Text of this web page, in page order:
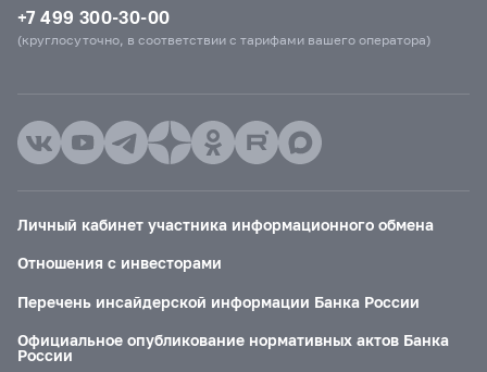
+7 499 300-30-00
(круглосуточно, в соответствии с тарифами вашего оператора)
Личный кабинет участника информационного обмена
Отношения с инвесторами
Перечень инсайдерской информации Банка России
Официальное опубликование нормативных актов Банка
России